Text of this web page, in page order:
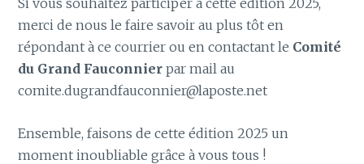
Si vous souhaitez participer à cette édition 2025,
merci de nous le faire savoir au plus tôt en
répondant à ce courrier ou en contactant le Comité
du Grand Fauconnier par mail au
comite.dugrandfauconnier@laposte.net
Ensemble, faisons de cette édition 2025 un
moment inoubliable grâce à vous tous !